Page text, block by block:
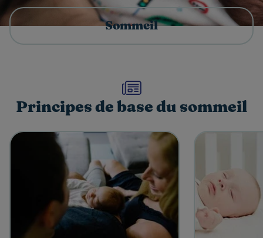
Sommeil
Principes de base du sommeil